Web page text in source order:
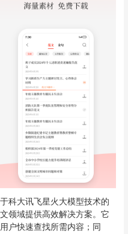
大讯飞星火大模型技术的
领域提供高效解决方案。它
户快速查找所需内容；同